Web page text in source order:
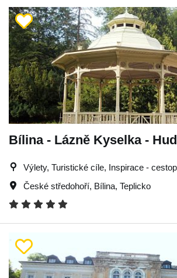
Bílina - Lázně Kyselka -
Výlety, Turistické cíle, Inspirace -
České středohoří, Bílina, Teplicko